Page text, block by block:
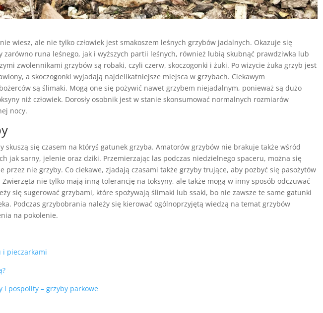
wiesz, ale nie tylko człowiek jest smakoszem leśnych grzybów jadalnych. Okazuje się
zarówno runa leśnego, jak i wyższych partii leśnych, również lubią skubnąć prawdziwka lub
zwolennikami grzybów są robaki, czyli czerw, skoczogonki i żuki. Po wizycie żuka grzyb jest
a skoczogonki wyjadają najdelikatniejsze miejsca w grzybach. Ciekawym
są ślimaki. Mogą one się pożywić nawet grzybem niejadalnym, ponieważ są dużo
niż człowiek. Dorosły osobnik jest w stanie skonsumować normalnych rozmiarów
nocy.
skuszą się czasem na któryś gatunek grzyba. Amatorów grzybów nie brakuje także wśród
jak sarny, jelenie oraz dziki. Przemierzając las podczas niedzielnego spaceru, można się
przez nie grzyby. Co ciekawe, zjadają czasami także grzyby trujące, aby pozbyć się pasożytów
nie tylko mają inną tolerancję na toksyny, ale także mogą w inny sposób odczuwać
się sugerować grzybami, które spożywają ślimaki lub ssaki, bo nie zawsze te same gatunki
Podczas grzybobrania należy się kierować ogólnoprzyjętą wiedzą na temat grzybów
na pokolenie.
i pieczarkami
i pospolity – grzyby parkowe